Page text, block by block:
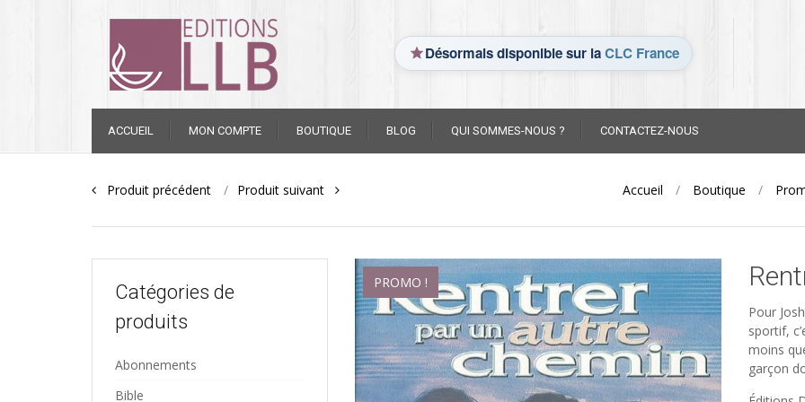
Désormais disponible sur laCLC France
content
ACCUEIL MON COMPTE BOUTIQUE BLOG QUI SOMMES-NOUS ? CONTACTEZ-NOUS
PostProduit précédent Produit suivant Accueil / Boutique /
PROMO !
Pour
sportif,
moins
garçon
Catégories de
produits
Abonnements
Bible